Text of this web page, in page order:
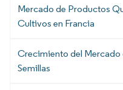
Mercado de Productos
Cultivos en Francia
Crecimiento del
Semillas